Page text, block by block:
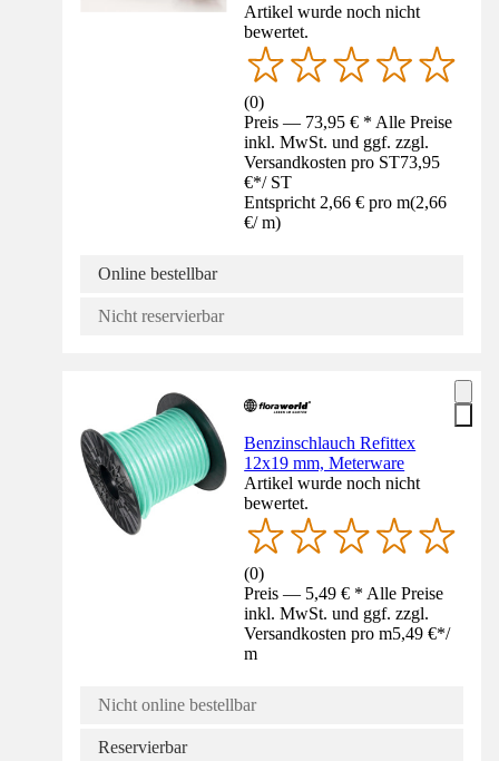
Artikel wurde noch nicht
bewertet.
(0)
Preis — 73,95 € * Alle Preise
inkl. MwSt. und ggf. zzgl.
Versandkosten pro ST73,95
€*/ ST
Entspricht 2,66 € pro m(2,66
€/ m)
Online bestellbar
Nicht reservierbar
Benzinschlauch Refittex
12x19 mm, Meterware
Artikel wurde noch nicht
bewertet.
(0)
Preis — 5,49 € * Alle Preise
inkl. MwSt. und ggf. zzgl.
Versandkosten pro m5,49 €*/
m
Nicht online bestellbar
Reservierbar